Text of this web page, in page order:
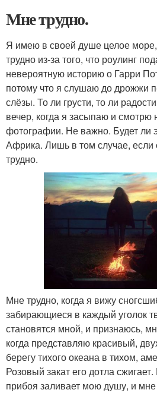
Мне трудно.
Я имею в своей душе целое
трудно из-за того, что роулинг
невероятную историю о Гарри
потому что я слушаю до дрожжи
слёзы. То ли грусти, то ли
вечер, когда я засыпаю и смотрю
фотографии. Не важно. Будет ли
Африка. Лишь в том случае,
трудно.
Мне трудно, когда я вижу
забирающиеся в каждый уголок
становятся мной, и признаюсь,
когда представляю красивый,
берегу тихого океана в тихом,
Розовый закат его дотла
прибоя заливает мою душу, и мне